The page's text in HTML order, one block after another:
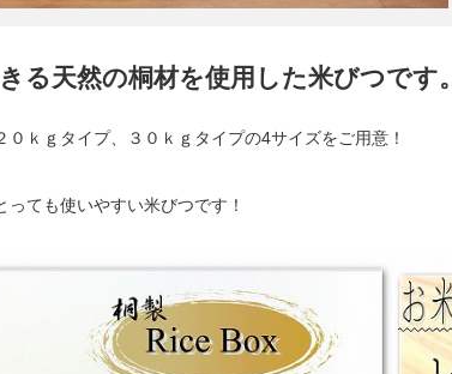
る天然の桐材を使用した米びつです。
ｋｇタイプ、３０ｋｇタイプの4サイズをご用意！
ても使いやすい米びつです！